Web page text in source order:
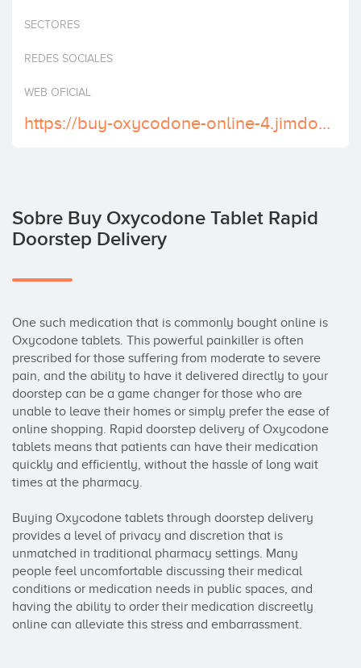
SECTORES
REDES SOCIALES
WEB OFICIAL
https://buy-oxycodone-online-4.jimdosite.com/
Sobre Buy Oxycodone Tablet Rapid
Doorstep Delivery
One such medication that is commonly bought online is
Oxycodone tablets. This powerful painkiller is often
prescribed for those suffering from moderate to severe
pain, and the ability to have it delivered directly to your
doorstep can be a game changer for those who are
unable to leave their homes or simply prefer the ease of
online shopping. Rapid doorstep delivery of Oxycodone
tablets means that patients can have their medication
quickly and efficiently, without the hassle of long wait
times at the pharmacy.
Buying Oxycodone tablets through doorstep delivery
provides a level of privacy and discretion that is
unmatched in traditional pharmacy settings. Many
people feel uncomfortable discussing their medical
conditions or medication needs in public spaces, and
having the ability to order their medication discreetly
online can alleviate this stress and embarrassment.